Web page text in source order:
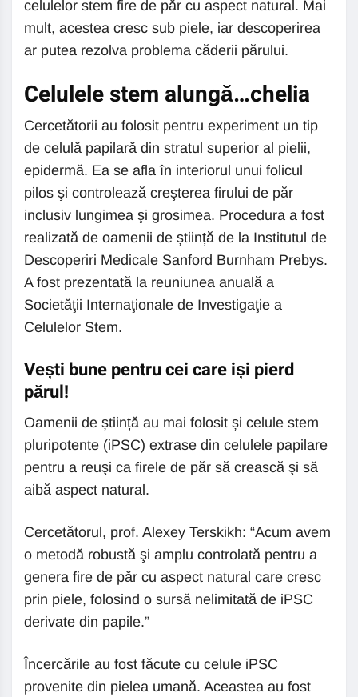
celulelor stem fire de păr cu aspect natural. Mai
mult, acestea cresc sub piele, iar descoperirea
ar putea rezolva problema căderii părului.
Celulele stem alungă…chelia
Cercetătorii au folosit pentru experiment un tip
de celulă papilară din stratul superior al pielii,
epidermă. Ea se afla în interiorul unui folicul
pilos şi controlează creşterea firului de păr
inclusiv lungimea şi grosimea. Procedura a fost
realizată de oamenii de știință de la Institutul de
Descoperiri Medicale Sanford Burnham Prebys.
A fost prezentată la reuniunea anuală a
Societăţii Internaţionale de Investigaţie a
Celulelor Stem.
Vești bune pentru cei care iși pierd
părul!
Oamenii de știință au mai folosit și celule stem
pluripotente (iPSC) extrase din celulele papilare
pentru a reuşi ca firele de păr să crească şi să
aibă aspect natural.
Cercetătorul, prof. Alexey Terskikh: “Acum avem
o metodă robustă şi amplu controlată pentru a
genera fire de păr cu aspect natural care cresc
prin piele, folosind o sursă nelimitată de iPSC
derivate din papile.”
Încercările au fost făcute cu celule iPSC
provenite din pielea umană. Aceastea au fost